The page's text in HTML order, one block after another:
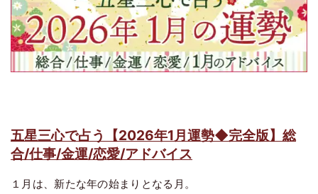
五星三心で占う【2026年1月運勢◆完全版】総
合/仕事/金運/恋愛/アドバイス
１月は、新たな年の始まりとなる月。